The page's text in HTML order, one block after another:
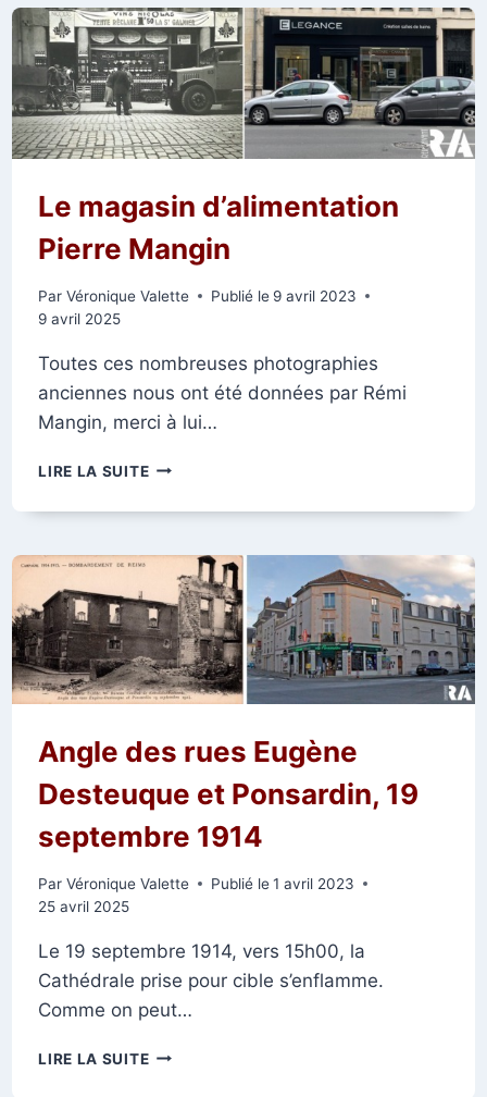
L’ÉNIGME
DE
LA
RUE
DE
LA
GRUE
Le magasin d’alimentation
Pierre Mangin
Par Véronique Valette Publié le 9 avril 2023
9 avril 2025
Toutes ces nombreuses photographies
anciennes nous ont été données par Rémi
Mangin, merci à lui…
LIRE LA SUITELE
D’ALIMENTATION
MANGIN
Angle des rues Eugène
Desteuque et Ponsardin, 19
septembre 1914
Par Véronique Valette Publié le 1 avril 2023
25 avril 2025
Le 19 septembre 1914, vers 15h00, la
Cathédrale prise pour cible s’enflamme.
Comme on peut…
LIRE LA SUITEANGLE